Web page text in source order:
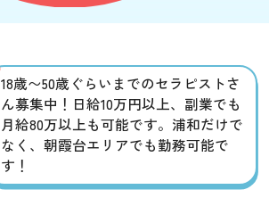
18歳〜50歳ぐらいまでのセラピストさ
ん募集中！日給10万円以上、副業でも
月給80万以上も可能です。浦和だけで
なく、朝霞台エリアでも勤務可能で
す！